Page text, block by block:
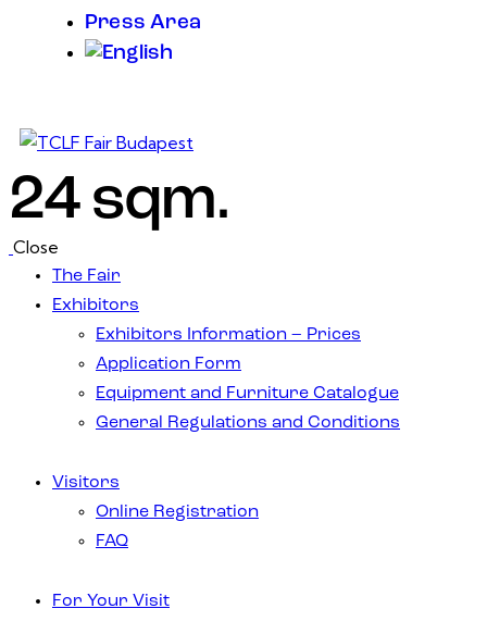
Press Area
24 sqm.
Close
The Fair
Exhibitors
Exhibitors Information – Prices
Application Form
Equipment and Furniture Catalogue
General Regulations and Conditions
Visitors
Online Registration
FAQ
For Your Visit